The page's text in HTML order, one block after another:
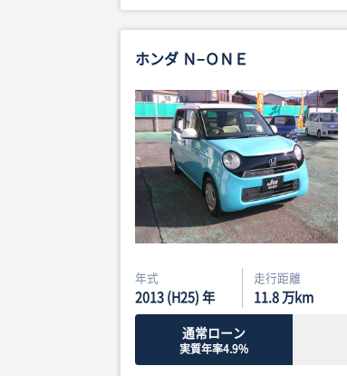
ホンダ Ｎ−ＯＮＥ
年式
2013 (H25) 年
走行距離
11.8万km
通常ローン
実質年率4.9%